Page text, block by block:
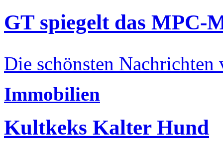
GT spiegelt das MPC-
Die schönsten Nachrichten
Immobilien
Kultkeks Kalter Hund